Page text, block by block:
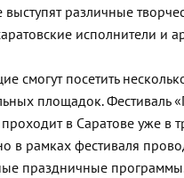
выступят различные
исполнители и
смогут посетить
площадок. Фестиваль
в Саратове уже в
в рамках фестиваля
праздничные